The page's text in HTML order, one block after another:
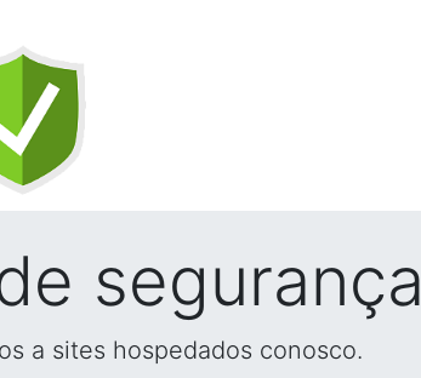
segurança
a sites hospedados conosco.